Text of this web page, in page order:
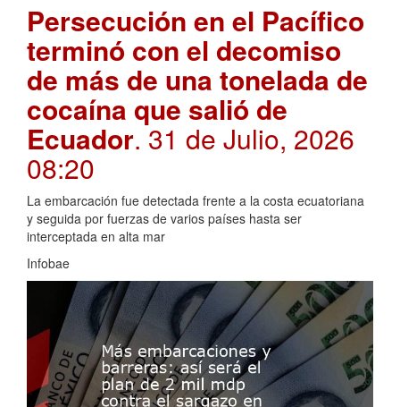
Persecución en el Pacífico
terminó con el decomiso
de más de una tonelada de
cocaína que salió de
Ecuador. 31 de Julio, 2026
08:20
La embarcación fue detectada frente a la costa ecuatoriana
y seguida por fuerzas de varios países hasta ser
interceptada en alta mar
Infobae